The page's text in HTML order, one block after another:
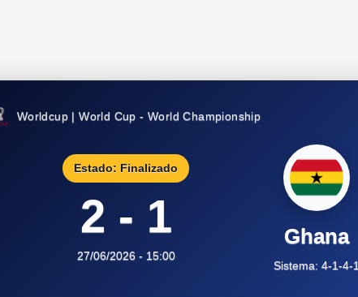
Worldcup | World Cup - World Championship
Estado: Finalizado
2 - 1
27/06/2026 - 15:00
Ghana
Sistema: 4-1-4-1